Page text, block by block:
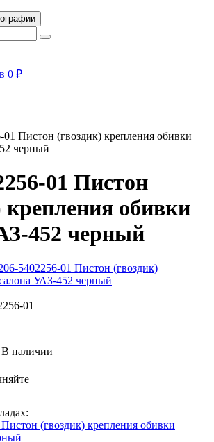
0 ₽
01 Пистон (гвоздик) крепления обивки
черный
01 Пистон
крепления обивки
452 черный
01
В наличии